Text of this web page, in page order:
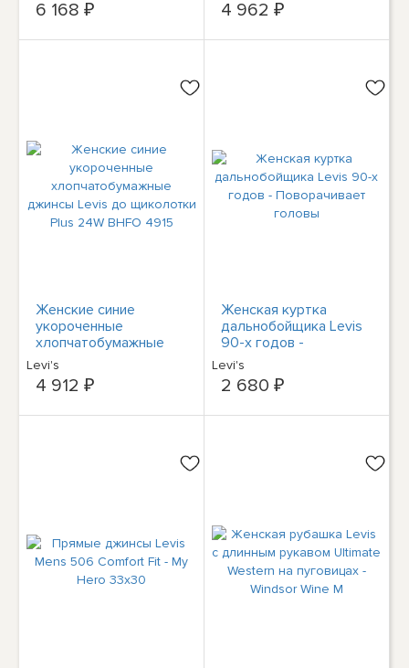
6 168 ₽ 4 962 ₽
Женские синие
укороченные
хлопчатобумажные
джинсы Levis до
щиколотки Plus 24W
BHFO 4915
Levi's
4 912 ₽
Женская куртка
дальнобойщика Levis
90-х годов -
Поворачивает головы
Levi's
2 680 ₽